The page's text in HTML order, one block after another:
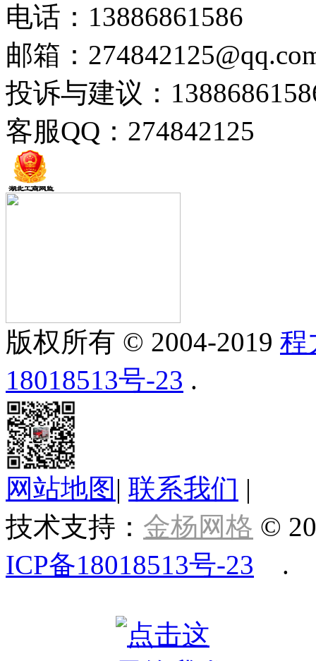
电话：13886861586
邮箱：
投诉与建议：
客服QQ：274842125
版权所有 © 2004-2019 程
18018513号-23 .
网站地图 | 联系我们 |
技术支持： 金杨网格 ©
ICP备18018513号-23 .